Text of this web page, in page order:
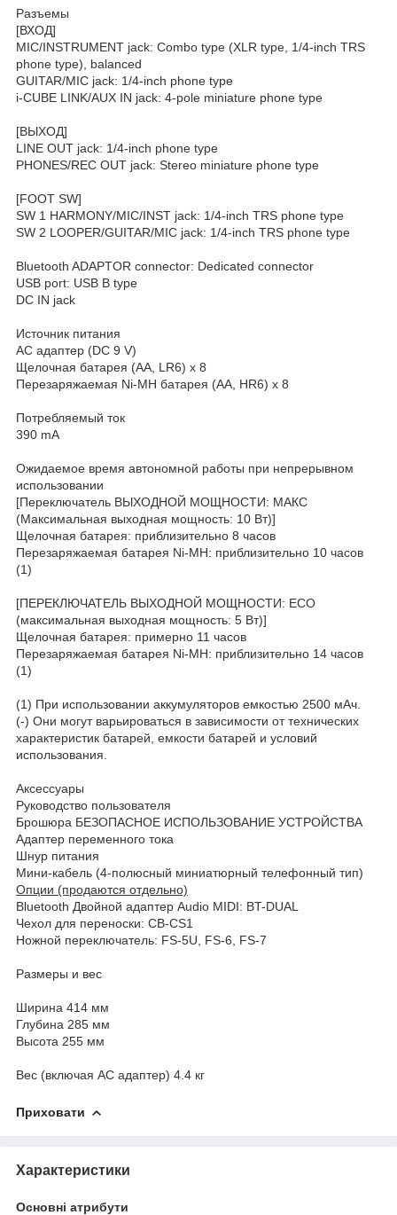
Разъемы
[ВХОД]
MIC/INSTRUMENT jack: Combo type (XLR type, 1/4-inch TRS
phone type), balanced
GUITAR/MIC jack: 1/4-inch phone type
i-CUBE LINK/AUX IN jack: 4-pole miniature phone type
[ВЫХОД]
LINE OUT jack: 1/4-inch phone type
PHONES/REC OUT jack: Stereo miniature phone type
[FOOT SW]
SW 1 HARMONY/MIC/INST jack: 1/4-inch TRS phone type
SW 2 LOOPER/GUITAR/MIC jack: 1/4-inch TRS phone type
Bluetooth ADAPTOR connector: Dedicated connector
USB port: USB B type
DC IN jack
Источник питания
AC адаптер (DC 9 V)
Щелочная батарея (AA, LR6) x 8
Перезаряжаемая Ni-MH батарея (AA, HR6) x 8
Потребляемый ток
390 mA
Ожидаемое время автономной работы при непрерывном
использовании
[Переключатель ВЫХОДНОЙ МОЩНОСТИ: МАКС
(Максимальная выходная мощность: 10 Вт)]
Щелочная батарея: приблизительно 8 часов
Перезаряжаемая батарея Ni-MH: приблизительно 10 часов
(1)
[ПЕРЕКЛЮЧАТЕЛЬ ВЫХОДНОЙ МОЩНОСТИ: ECO
(максимальная выходная мощность: 5 Вт)]
Щелочная батарея: примерно 11 часов
Перезаряжаемая батарея Ni-MH: приблизительно 14 часов
(1)
(1) При использовании аккумуляторов емкостью 2500 мАч.
(-) Они могут варьироваться в зависимости от технических
характеристик батарей, емкости батарей и условий
использования.
Аксессуары
Руководство пользователя
Брошюра БЕЗОПАСНОЕ ИСПОЛЬЗОВАНИЕ УСТРОЙСТВА
Адаптер переменного тока
Шнур питания
Мини-кабель (4-полюсный миниатюрный телефонный тип)
Опции (продаются отдельно)
Bluetooth Двойной адаптер Audio MIDI: BT-DUAL
Чехол для переноски: CB-CS1
Ножной переключатель: FS-5U, FS-6, FS-7
Размеры и вес
Ширина 414 мм
Глубина 285 мм
Высота 255 мм
Вес (включая AC адаптер) 4.4 кг
Приховати
Характеристики
Основні атрибути